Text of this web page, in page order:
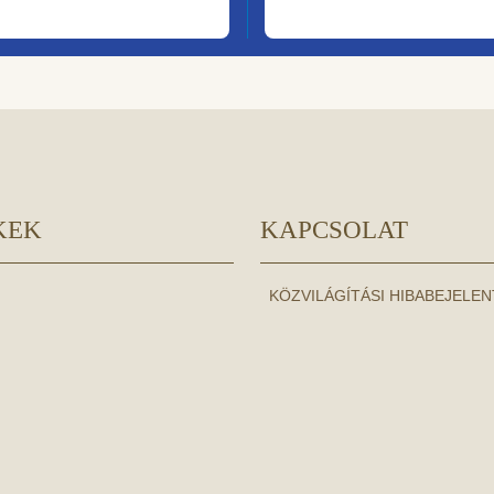
KAPCSOLAT
KÖZVILÁGÍTÁSI